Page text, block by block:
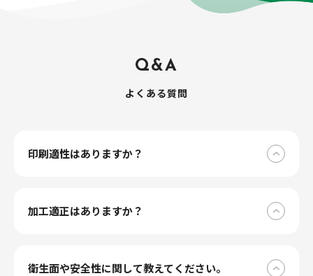
Q&A
よくある質問
印刷適性はありますか？
加工適正はありますか？
衛生面や安全性に関して教えてください。